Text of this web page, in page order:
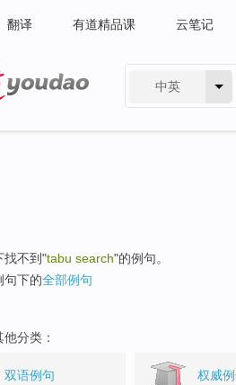
翻译 有道精品课 云笔记
中英
找不到"tabu search"的例句。
句下的全部例句
分类：
双语例句 权威